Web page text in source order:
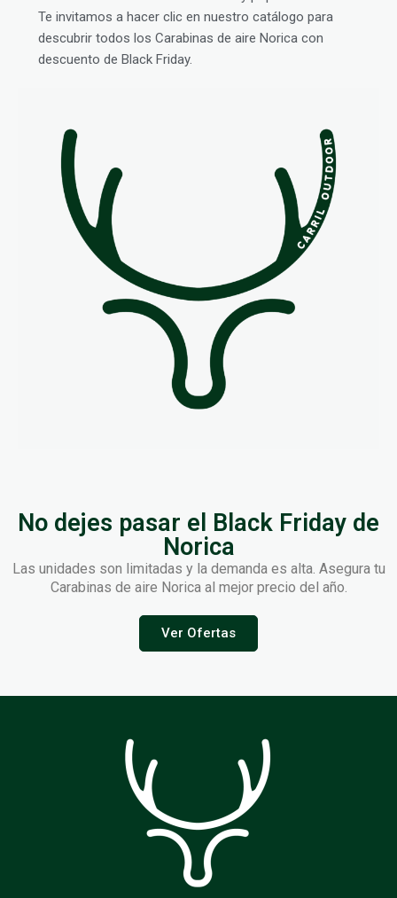
Te invitamos a hacer clic en nuestro catálogo para
descubrir todos los Carabinas de aire Norica con
descuento de Black Friday.
No dejes pasar el Black Friday de
Norica
Las unidades son limitadas y la demanda es alta. Asegura tu
Carabinas de aire Norica al mejor precio del año.
Ver Ofertas